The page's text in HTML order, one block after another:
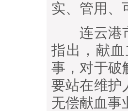
实、管用、
连云港市
指出，献
事，对于破
要站在维护
无偿献血事